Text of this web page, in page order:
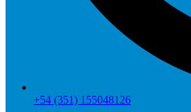
+54 (351) 155048126